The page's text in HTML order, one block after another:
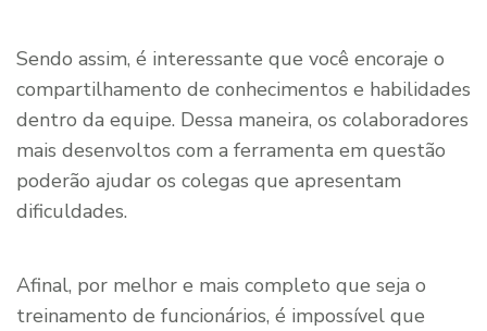
Sendo assim, é interessante que você encoraje o
compartilhamento de conhecimentos e habilidades
dentro da equipe. Dessa maneira, os colaboradores
mais desenvoltos com a ferramenta em questão
poderão ajudar os colegas que apresentam
dificuldades.
Afinal, por melhor e mais completo que seja o
treinamento de funcionários, é impossível que